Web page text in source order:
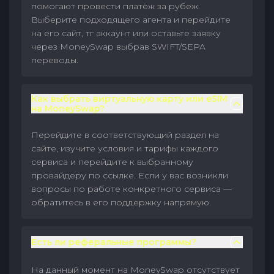
помогают провести платёж за рубеж.
Выберите подходящего агента и перейдите
на его сайт, тг аккаунт или оставьте заявку
через MoneySwap выбрав SWIFT/SEPA
переводы.
Как выбрать виртуальную карту или eSIM
на MoneySwap?
Перейдите в соответствующий раздел на
сайте, изучите условия и тарифы каждого
сервиса и перейдите к выбранному
провайдеру по ссылке. Если у вас возникли
вопросы по работе конкретного сервиса —
обратитесь в его поддержку напрямую.
Есть ли реферальные программы?
На данный момент на MoneySwap отсутствует